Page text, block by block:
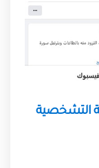
التشخصية